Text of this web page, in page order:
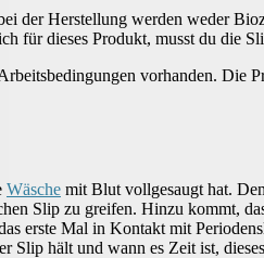
der Herstellung werden weder
für dieses Produkt, musst du die
vorhanden. Die
Wäsche mit Blut vollgesaugt hat.
Slip zu greifen. Hinzu kommt,
erste Mal in Kontakt mit
Slip hält und wann es Zeit ist,